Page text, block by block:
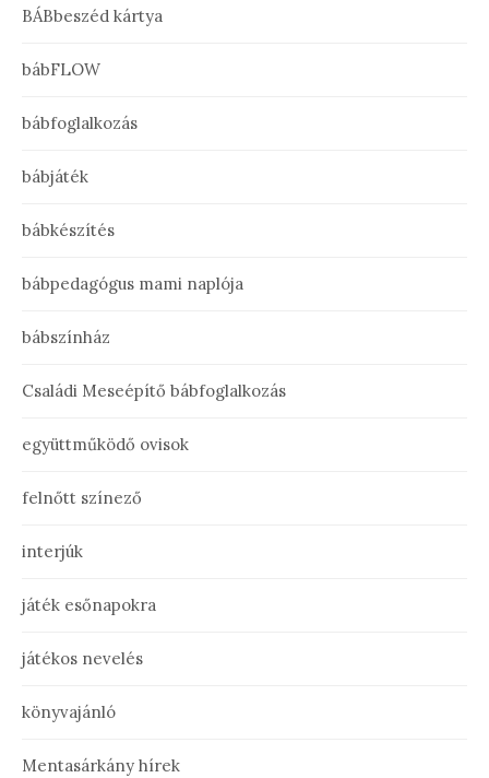
BÁBbeszéd kártya
bábFLOW
bábfoglalkozás
bábjáték
bábkészítés
bábpedagógus mami naplója
bábszínház
Családi Meseépítő bábfoglalkozás
együttműködő ovisok
felnőtt színező
interjúk
játék esőnapokra
játékos nevelés
könyvajánló
Mentasárkány hírek